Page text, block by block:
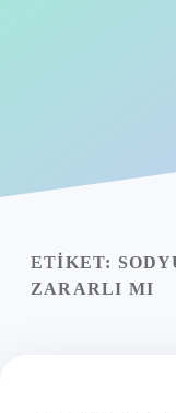
Yasal Uyarı
ETIKET:
ZARARLI MI